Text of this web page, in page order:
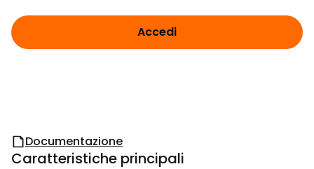
Accedi
Documentazione
Caratteristiche principali